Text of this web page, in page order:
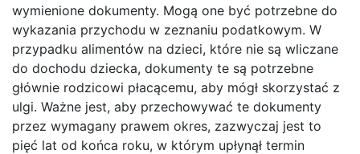
wymienione dokumenty. Mogą one być potrzebne do
wykazania przychodu w zeznaniu podatkowym. W
przypadku alimentów na dzieci, które nie są wliczane
do dochodu dziecka, dokumenty te są potrzebne
głównie rodzicowi płacącemu, aby mógł skorzystać z
ulgi. Ważne jest, aby przechowywać te dokumenty
przez wymagany prawem okres, zazwyczaj jest to
pięć lat od końca roku, w którym upłynął termin